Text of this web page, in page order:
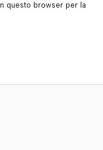
questo browser per la